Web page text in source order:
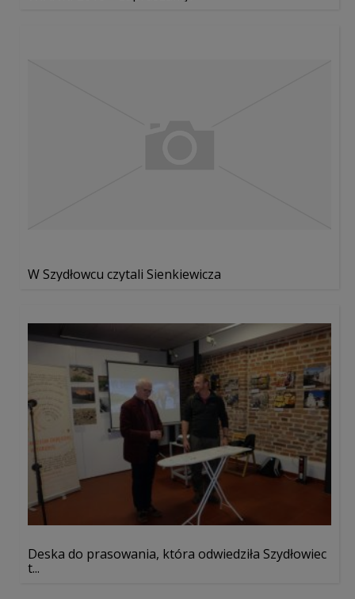
W Szydłowcu czytali Sienkiewicza
Deska do prasowania, która odwiedziła Szydłowiec
t...